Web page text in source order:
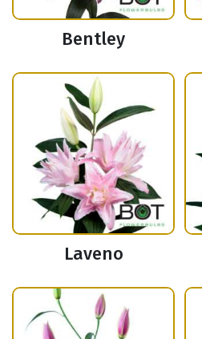
Bentley
Laveno